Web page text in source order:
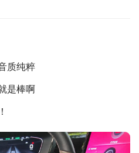
质纯粹
是棒啊